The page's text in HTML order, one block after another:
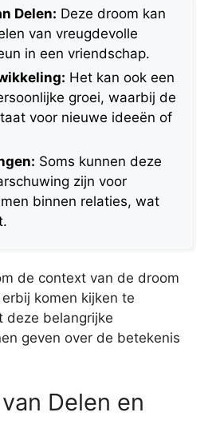
Delen: Deze droom kan
van vreugdevolle
in een vriendschap.
Het kan ook een
groei, waarbij de
voor nieuwe ideeën of
Soms kunnen deze
zijn voor
binnen relaties, wat
de context van de droom
komen kijken te
deze belangrijke
geven over de betekenis
Delen en